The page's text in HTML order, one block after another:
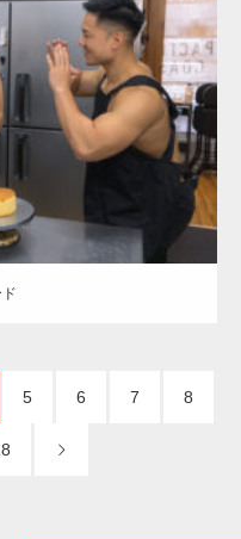
レンジの人 TOSHI(大胸筋)
肩 和白 (福岡)
5 6 7 8
ひるおび」にてマッスルプ
…
番組「ONE MORNING」